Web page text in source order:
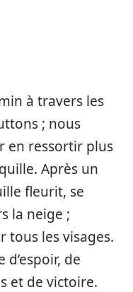
à travers les
; nous
en ressortir plus
Après un
fleurit, se
la neige ;
tous les visages.
de
et de victoire.